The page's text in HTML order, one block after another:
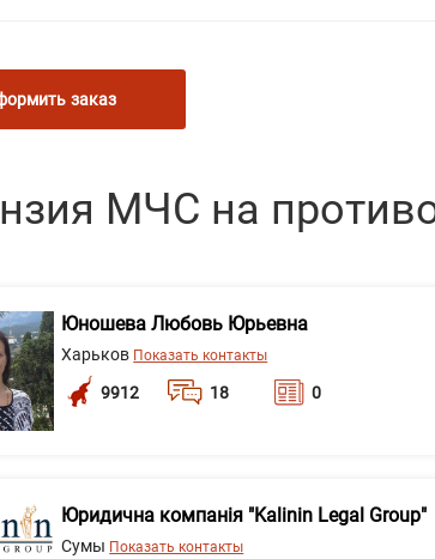
заказ
МЧС на
Юношева Любовь Юрьевна
Харьков Показать контакты
9912 18 0
Юридична компанія "Kalinin Legal Group"
Сумы Показать контакты